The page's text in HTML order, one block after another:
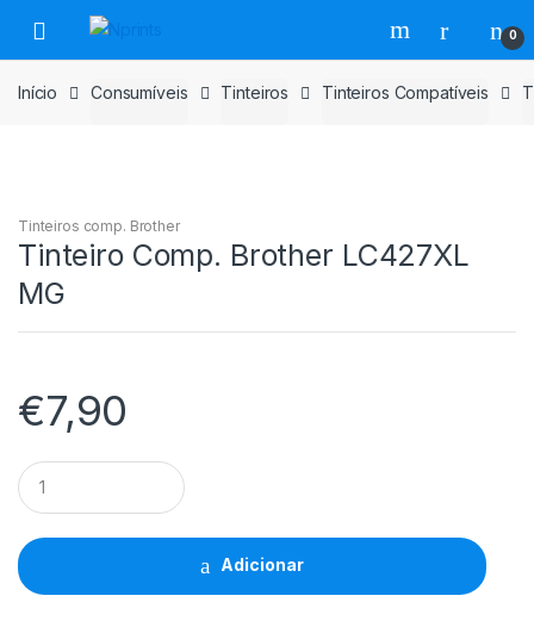
para
navegação
para
o
conteúdo
0
Início Consumíveis Tinteiros Tinteiros Compatíveis
Tinteiros comp. Brother
Tinteiro Comp. Brother LC427XL
MG
€7,90
Tinteiro
Comp.
Brother
LC427XL
MG
quantidade
Adicionar